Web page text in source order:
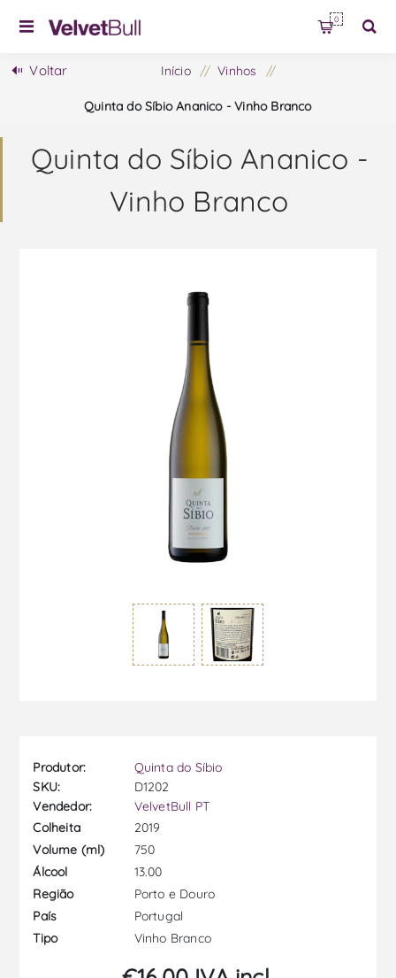
0
Voltar Início / Vinhos /
Quinta do Síbio Ananico - Vinho Branco
Quinta do Síbio Ananico -
Vinho Branco
Produtor:
Quinta do Síbio
SKU:
D1202
Vendedor:
VelvetBull PT
Colheita
2019
Volume (ml)
750
Álcool
13.00
Região
Porto e Douro
País
Portugal
Tipo
Vinho Branco